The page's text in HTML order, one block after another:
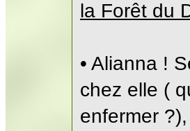
la Forêt du
• Alianna !
chez elle (
enfermer